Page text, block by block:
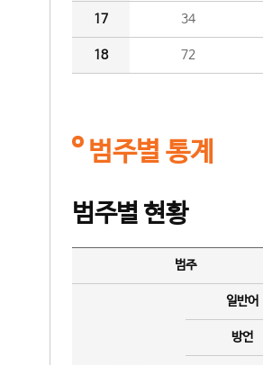
17 34
18 72
범주별 통계
범주별 현황
범주
일반어
방언